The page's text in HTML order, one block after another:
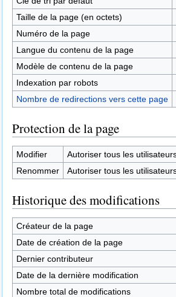
Taille de la page (en octets)
Numéro de la page
Langue du contenu de la page
Modèle de contenu de la page
Indexation par robots
Nombre de redirections vers cette page
Protection de la page
Modifier
Autoriser tous les
Renommer
Autoriser tous les
Historique des modifications
Créateur de la page
Date de création de la page
Dernier contributeur
Date de la dernière modification
Nombre total de modifications